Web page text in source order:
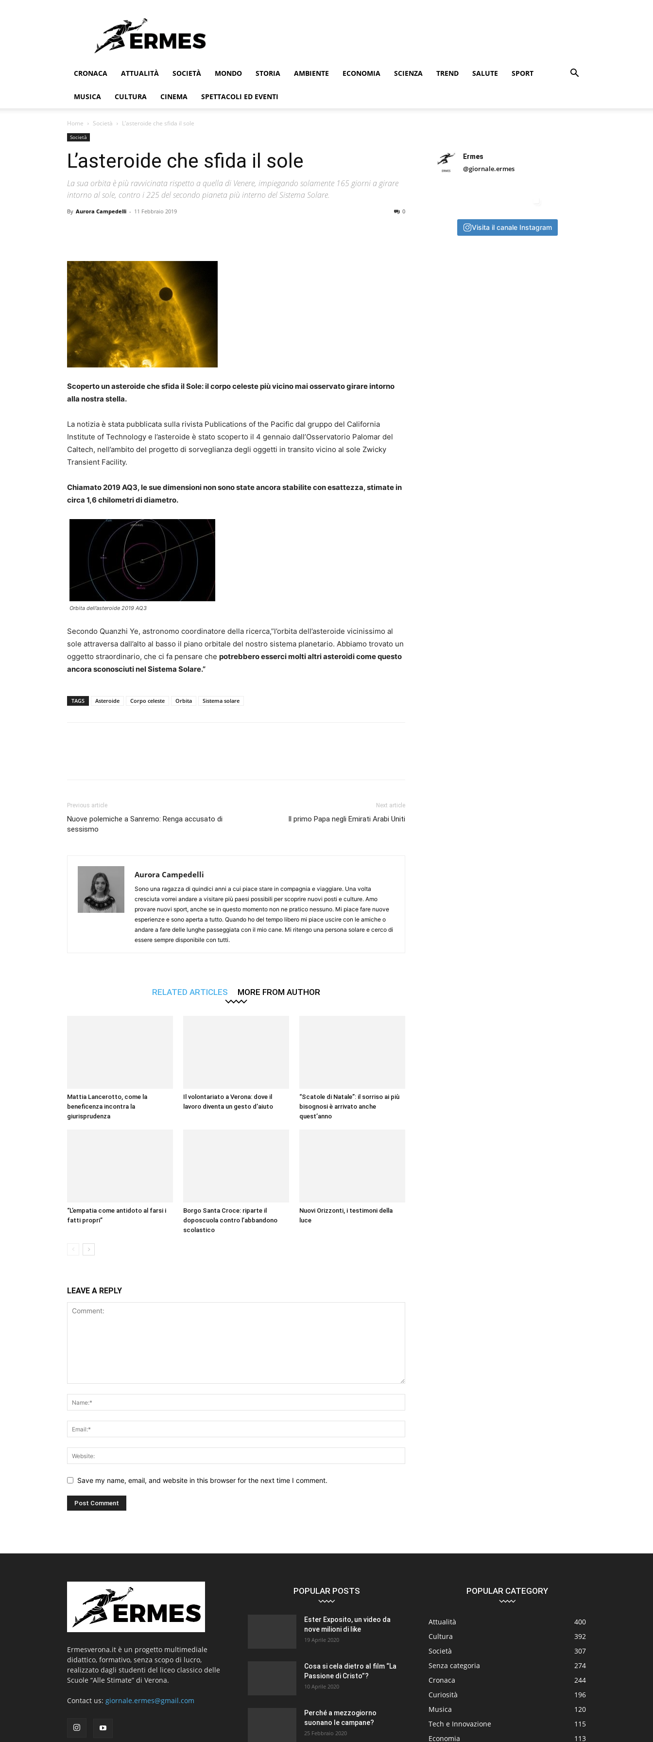
CRONACA ATTUALITÀ SOCIETÀ MONDO STORIA AMBIENTE ECONOMIA SCIENZA TREND SALUTE SPORT
MUSICA CULTURA CINEMA SPETTACOLI ED EVENTI
Home Società L’asteroide che sfida il sole
Società
L’asteroide che sfida il sole
La sua orbita è più ravvicinata rispetto a quella di Venere, impiegando solamente 165 giorni a girare
intorno al sole, contro i 225 del secondo pianeta più interno del Sistema Solare.
By Aurora Campedelli - 11 Febbraio 2019 0
Scoperto un asteroide che sfida il Sole: il corpo celeste più vicino mai osservato girare intorno
alla nostra stella.
La notizia è stata pubblicata sulla rivista Publications of the Pacific dal gruppo del California
Institute of Technology e l’asteroide è stato scoperto il 4 gennaio dall’Osservatorio Palomar del
Caltech, nell’ambito del progetto di sorveglianza degli oggetti in transito vicino al sole Zwicky
Transient Facility.
Chiamato 2019 AQ3, le sue dimensioni non sono state ancora stabilite con esattezza, stimate in
circa 1,6 chilometri di diametro.
Orbita dell’asteroide 2019 AQ3
Secondo Quanzhi Ye, astronomo coordinatore della ricerca,”l’orbita dell’asteroide vicinissimo al
sole attraversa dall’alto al basso il piano orbitale del nostro sistema planetario. Abbiamo trovato un
oggetto straordinario, che ci fa pensare che potrebbero esserci molti altri asteroidi come questo
ancora sconosciuti nel Sistema Solare.”
TAGS Asteroide Corpo celeste Orbita Sistema solare
Previous article
Nuove polemiche a Sanremo: Renga accusato di
sessismo
Next article
Il primo Papa negli Emirati Arabi Uniti
Aurora Campedelli
Sono una ragazza di quindici anni a cui piace stare in compagnia e viaggiare. Una volta
cresciuta vorrei andare a visitare più paesi possibili per scoprire nuovi posti e culture. Amo
provare nuovi sport, anche se in questo momento non ne pratico nessuno. Mi piace fare nuove
esperienze e sono aperta a tutto. Quando ho del tempo libero mi piace uscire con le amiche o
andare a fare delle lunghe passeggiata con il mio cane. Mi ritengo una persona solare e cerco di
essere sempre disponibile con tutti.
RELATED ARTICLES MORE FROM AUTHOR
Mattia Lancerotto, come la
beneficenza incontra la
giurisprudenza
Il volontariato a Verona: dove il
lavoro diventa un gesto d’aiuto
“Scatole di Natale”: il sorriso ai più
bisognosi è arrivato anche
quest’anno
“L’empatia come antidoto al farsi i
fatti propri”
Borgo Santa Croce: riparte il
doposcuola contro l’abbandono
scolastico
Nuovi Orizzonti, i testimoni della
luce
LEAVE A REPLY
Save my name, email, and website in this browser for the next time I comment.
Ermes
@giornale.ermes
Visita il canale Instagram
Ermesverona.it è un progetto multimediale
didattico, formativo, senza scopo di lucro,
realizzato dagli studenti del liceo classico delle
Scuole “Alle Stimate” di Verona.
Contact us: giornale.ermes@gmail.com
POPULAR POSTS
Ester Exposito, un video da
nove milioni di like
19 Aprile 2020
Cosa si cela dietro al film “La
Passione di Cristo”?
10 Aprile 2020
Perché a mezzogiorno
suonano le campane?
25 Febbraio 2020
POPULAR CATEGORY
Attualità
400
Cultura
392
Società
307
Senza categoria
274
Cronaca
244
Curiosità
196
Musica
120
Tech e Innovazione
115
Economia
113